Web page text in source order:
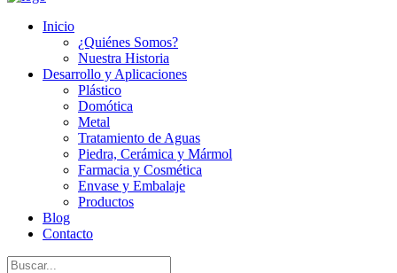
Inicio
¿Quiénes Somos?
Nuestra Historia
Desarrollo y Aplicaciones
Plástico
Domótica
Metal
Tratamiento de Aguas
Piedra, Cerámica y Mármol
Farmacia y Cosmética
Envase y Embalaje
Productos
Blog
Contacto